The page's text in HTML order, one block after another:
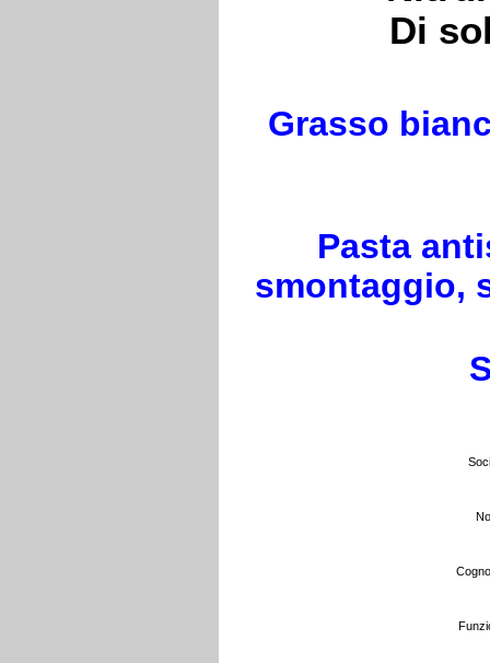
Di
Grasso
Pasta
smontaggio,